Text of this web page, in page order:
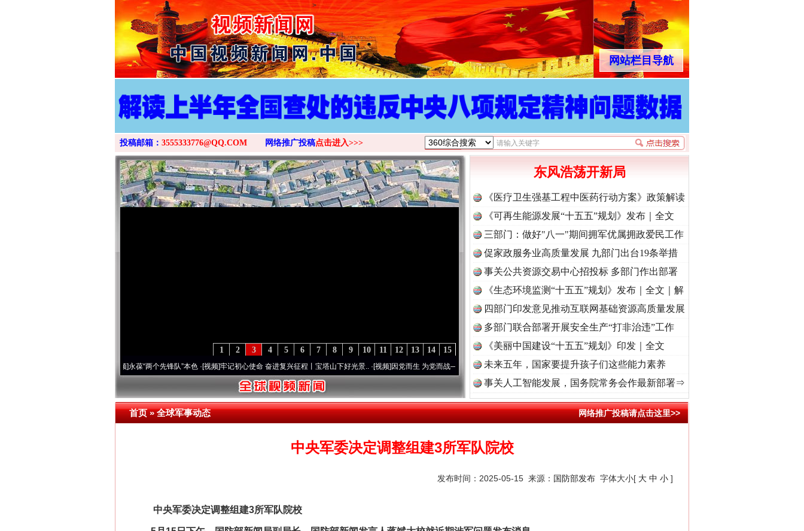
>
网站栏目导航
投稿邮箱： 3555333776@QQ.COM 网络推广投稿点击进入>>>
15
14
13
12
11
10
9
8
7
6
5
4
3
2
1
永葆“两个先锋队”本色·[视频]牢记初心使命 奋进复兴征程丨宝塔山下好光景..·[视频]因党而生 为党而战——百年“纪”事⑧加强纪律..·[视频]牢记初心使命 奋进复兴征程丨“转折之城”激荡..
东风浩荡开新局
《医疗卫生强基工程中医药行动方案》政策解读
《可再生能源发展“十五五”规划》发布｜全文
三部门：做好"八一"期间拥军优属拥政爱民工作
促家政服务业高质量发展 九部门出台19条举措
事关公共资源交易中心招投标 多部门作出部署
《生态环境监测“十五五”规划》发布｜全文｜解
读
四部门印发意见推动互联网基础资源高质量发展
多部门联合部署开展安全生产“打非治违”工作
《美丽中国建设“十五五”规划》印发｜全文
未来五年，国家要提升孩子们这些能力素养
事关人工智能发展，国务院常务会作最新部署⇒
首页»全球军事动态 网络推广投稿请点击这里>>
中央军委决定调整组建3所军队院校
发布时间：2025-05-15 来源： 国防部发布 字体大小[ 大 中 小 ]
中央军委决定调整组建3所军队院校